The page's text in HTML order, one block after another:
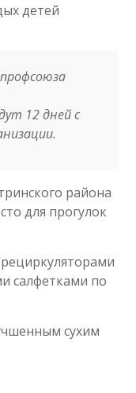
детей
12 дней с
района
для прогулок
салфетками по
сухим